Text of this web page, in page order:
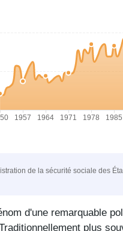
de la sécurité sociale des
d'une remarquable
plus